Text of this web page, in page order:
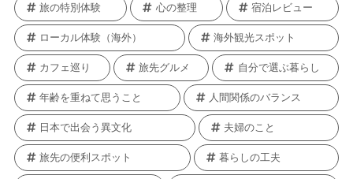
旅の特別体験 心の整理 宿泊レビュー
ローカル体験（海外） 海外観光スポット
カフェ巡り 旅先グルメ 自分で選ぶ暮らし
年齢を重ねて思うこと 人間関係のバランス
日本で出会う異文化 夫婦のこと
旅先の便利スポット 暮らしの工夫